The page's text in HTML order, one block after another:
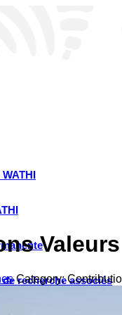
recherche associés
Category: